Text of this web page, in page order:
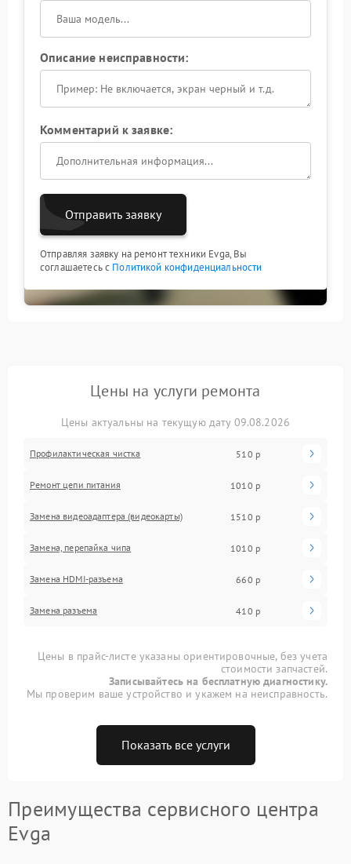
Описание неисправности:
Комментарий к заявке:
Отправить заявку
Отправляя заявку на ремонт техники Evga, Вы
соглашаетесь с Политикой конфиденциальности
Цены на услуги ремонта
Цены актуальны на текущую дату 09.08.2026
Профилактическая чистка 510 р
Ремонт цепи питания 1010 р
Замена видеоадаптера (видеокарты) 1510 р
Замена, перепайка чипа 1010 р
Замена HDMI-разъема 660 р
Замена разъема 410 р
Цены в прайс-листе указаны ориентировочные, без учета
стоимости запчастей.
Записывайтесь на бесплатную диагностику.
Мы проверим ваше устройство и укажем на неисправность.
Показать все услуги
Преимущества сервисного центра
Evga